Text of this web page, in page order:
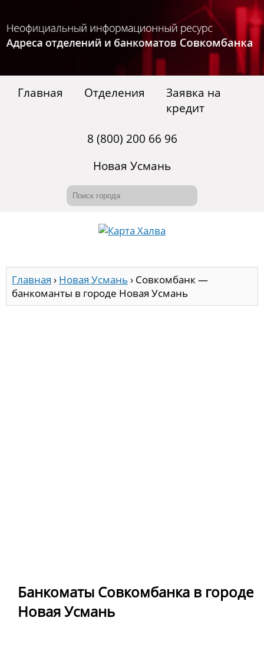
Главная Отделения
Заявка на
кредит
8 (800) 200 66 96
Новая Усмань
Главная › Новая Усмань › Совкомбанк —
банкоманты в городе Новая Усмань
Банкоматы Совкомбанка в городе
Новая Усмань